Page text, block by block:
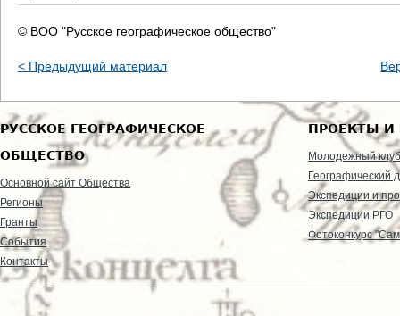
© ВОО "Русское географическое общество"
< Предыдущий материал
РУССКОЕ ГЕОГРАФИЧЕСКОЕ
ОБЩЕСТВО
Основной сайт Общества
Регионы
Гранты
События
Контакты
ПРОЕКТЫ И
Молодежный клуб
Географический
Экспедиции и
Экспедиции РГО
Фотоконкурс